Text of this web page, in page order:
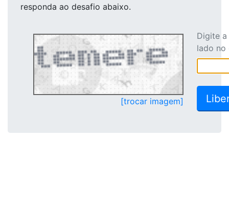
responda ao desafio abaixo.
[trocar imagem]
Digite
lado no